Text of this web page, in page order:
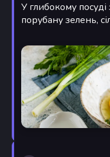
У глибокому
порубану зелень,